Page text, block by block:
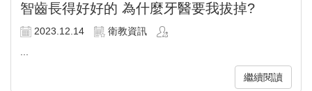
智齒長得好好的 為什麼牙醫要我拔掉?
2023.12.14
衛教資訊
繼續閱讀